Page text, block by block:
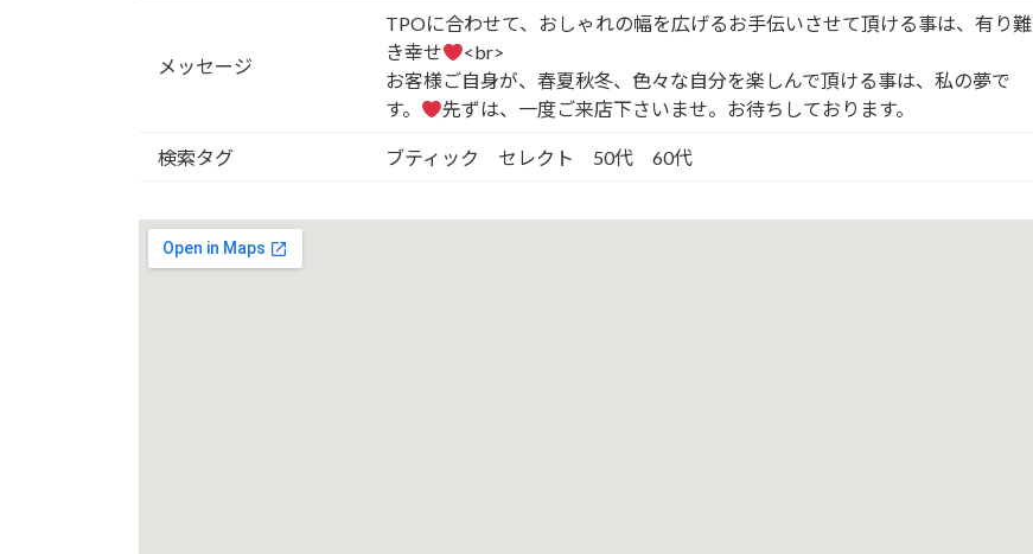
メッセージ
TPOに合わせて、おしゃれの幅を広げるお手伝いさせて頂ける事は、有り難
き幸せ
<br>
お客様ご自身が、春夏秋冬、色々な自分を楽しんで頂ける事は、私の夢で
す。
先ずは、一度ご来店下さいませ。お待ちしております。
検索タグ ブティック セレクト 50代 60代